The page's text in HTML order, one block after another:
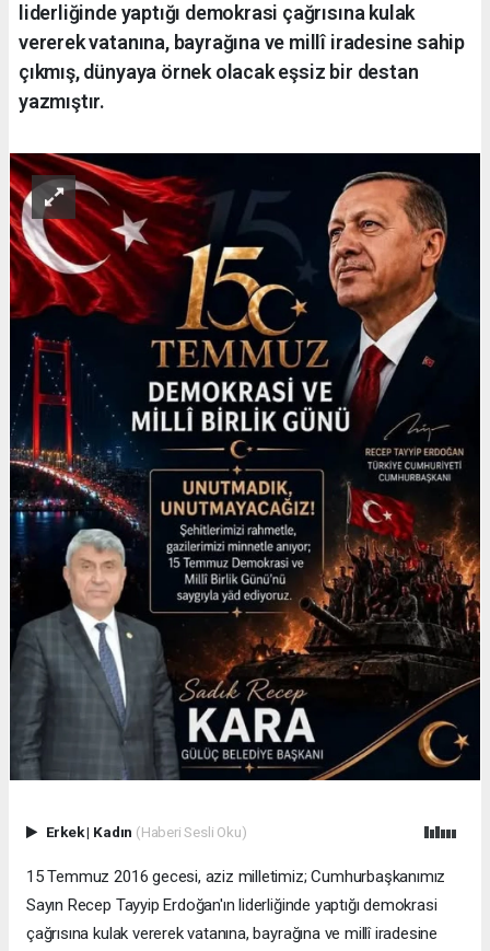
liderliğinde yaptığı demokrasi çağrısına kulak
vererek vatanına, bayrağına ve millî iradesine sahip
çıkmış, dünyaya örnek olacak eşsiz bir destan
yazmıştır.
Erkek| Kadın (Haberi Sesli Oku)
15 Temmuz 2016 gecesi, aziz milletimiz; Cumhurbaşkanımız
Sayın Recep Tayyip Erdoğan'ın liderliğinde yaptığı demokrasi
çağrısına kulak vererek vatanına, bayrağına ve millî iradesine